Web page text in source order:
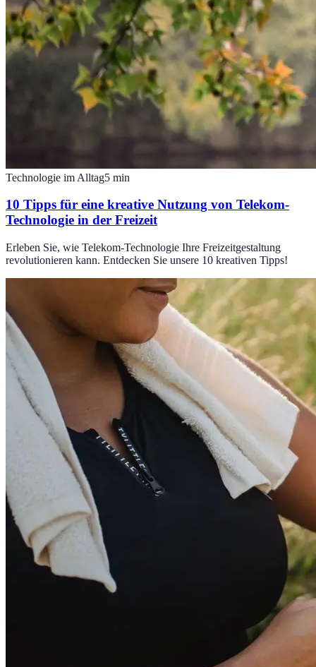
Technologie im Alltag5 min
10 Tipps für eine kreative Nutzung von Telekom-
Technologie in der Freizeit
Erleben Sie, wie Telekom-Technologie Ihre Freizeitgestaltung
revolutionieren kann. Entdecken Sie unsere 10 kreativen Tipps!